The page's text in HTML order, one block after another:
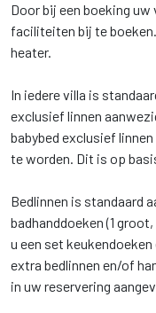
Door bij een boeking
faciliteiten bij te
heater.
In iedere villa is
exclusief linnen
babybed exclusief
te worden. Dit is op
Bedlinnen is standaard
badhanddoeken (1
u een set
extra bedlinnen en/of
in uw reservering